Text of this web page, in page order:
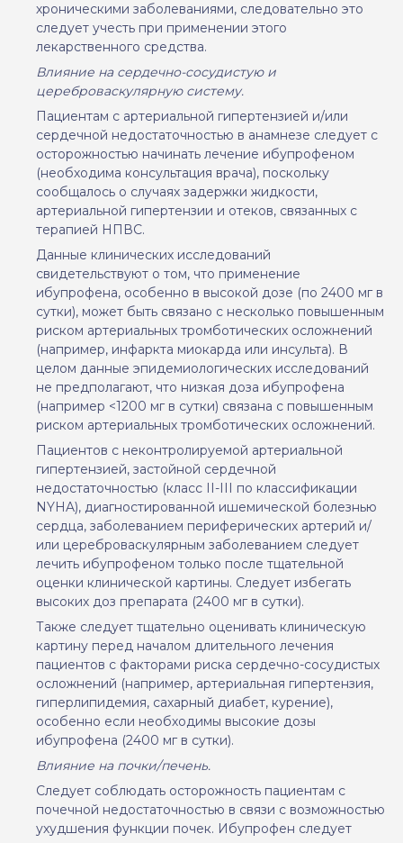
хроническими заболеваниями, следовательно это
следует учесть при применении этого
лекарственного средства.
Влияние на сердечно-сосудистую и
цереброваскулярную систему.
Пациентам с артериальной гипертензией и/или
сердечной недостаточностью в анамнезе следует с
осторожностью начинать лечение ибупрофеном
(необходима консультация врача), поскольку
сообщалось о случаях задержки жидкости,
артериальной гипертензии и отеков, связанных с
терапией НПВС.
Данные клинических исследований
свидетельствуют о том, что применение
ибупрофена, особенно в высокой дозе (по 2400 мг в
сутки), может быть связано с несколько повышенным
риском артериальных тромботических осложнений
(например, инфаркта миокарда или инсульта). В
целом данные эпидемиологических исследований
не предполагают, что низкая доза ибупрофена
(например <1200 мг в сутки) связана с повышенным
риском артериальных тромботических осложнений.
Пациентов с неконтролируемой артериальной
гипертензией, застойной сердечной
недостаточностью (класс II-III по классификации
NYHA), диагностированной ишемической болезнью
сердца, заболеванием периферических артерий и/
или цереброваскулярным заболеванием следует
лечить ибупрофеном только после тщательной
оценки клинической картины. Следует избегать
высоких доз препарата (2400 мг в сутки).
Также следует тщательно оценивать клиническую
картину перед началом длительного лечения
пациентов с факторами риска сердечно-сосудистых
осложнений (например, артериальная гипертензия,
гиперлипидемия, сахарный диабет, курение),
особенно если необходимы высокие дозы
ибупрофена (2400 мг в сутки).
Влияние на почки/печень.
Следует соблюдать осторожность пациентам с
почечной недостаточностью в связи с возможностью
ухудшения функции почек. Ибупрофен следует